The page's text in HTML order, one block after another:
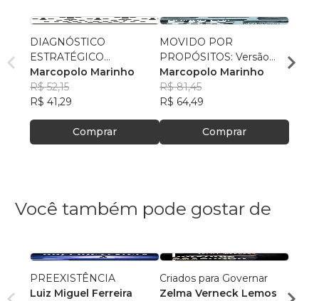
DIAGNÓSTICO
ESTRATÉGICO
EMPRESARIAL COESO
Marcopolo Marinho
R$ 52,15
R$ 41,29
Comprar
MOVIDO POR
PROPÓSITOS: Versão
Business as Mission
Marcopolo Marinho
R$ 81,45
R$ 64,49
Comprar
Você também pode gostar de
PREEXISTÊNCIA
Luiz Miguel Ferreira
Criados para Governar
Zelma Verneck Lemos